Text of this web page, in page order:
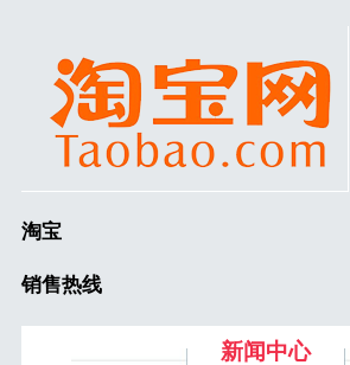
淘宝
销售热线
新闻中心